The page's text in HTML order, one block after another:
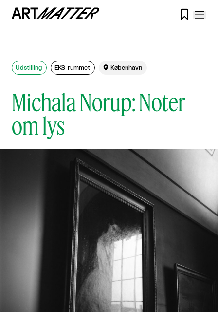

Michala Norup: Noter
om lys
Udstilling EKS-rummet  København